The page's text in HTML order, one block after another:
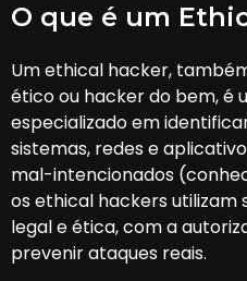
O que é um
Um ethical hacker,
ético ou hacker do bem, é
especializado em
sistemas, redes e
mal-intencionados
os ethical hackers utilizam
legal e ética, com a
prevenir ataques reais.